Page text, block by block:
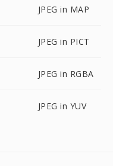
JPEG in MAP
JPEG in PICT
JPEG in RGBA
JPEG in YUV